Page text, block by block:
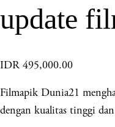
update
IDR 495,000.00
Filmapik Dunia21
dengan kualitas tinggi